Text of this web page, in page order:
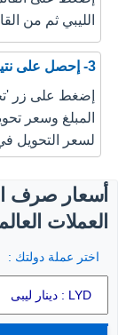
الليبي ثم من
3- إحصل على نتيجة التحويل
إضغط على زر
لسعر التحويل
أسعار صرف
العملات
اختر عملة دولتك :